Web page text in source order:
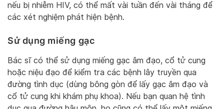
nếu bị nhiễm HIV, có thể mất vài tuần đến vài tháng để
các xét nghiệm phát hiện bệnh.
Sử dụng miếng gạc
Bác sĩ có thể sử dụng miếng gạc âm đạo, cổ tử cung
hoặc niệu đạo để kiểm tra các bệnh lây truyền qua
đường tình dục (dùng bông gòn để lấy gạc âm đạo và
cổ tử cung khi khám phụ khoa). Nếu bạn quan hệ tình